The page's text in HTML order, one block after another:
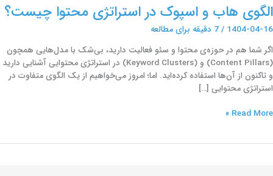
الگوی هاب و اسپوک در استراتژی محتوا چیست؟
1404-04-16
/7 دقیقه برای مطالعه
اگر شما هم در حوزه‌ی محتوا و سئو فعالیت دارید، بی‌شک با مدل‌هایی همچون
(Content Pillars) و (Keyword Clusters) در استراتژی محتوایی آشنایی دارید
و تاکنون از آن‌ها استفاده کرده‌اید. اما؛ امروز می‌خواهیم از یک الگوی متفاوت در
استراتژی محتوایی […]
Read More »